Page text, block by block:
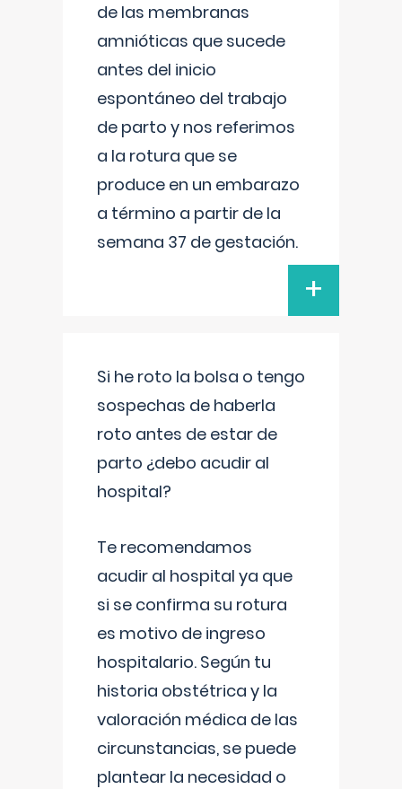
de las membranas
amnióticas que sucede
antes del inicio
espontáneo del trabajo
de parto y nos referimos
a la rotura que se
produce en un embarazo
a término a partir de la
semana 37 de gestación.
+
Si he roto la bolsa o tengo
sospechas de haberla
roto antes de estar de
parto ¿debo acudir al
hospital?
Te recomendamos
acudir al hospital ya que
si se confirma su rotura
es motivo de ingreso
hospitalario. Según tu
historia obstétrica y la
valoración médica de las
circunstancias, se puede
plantear la necesidad o